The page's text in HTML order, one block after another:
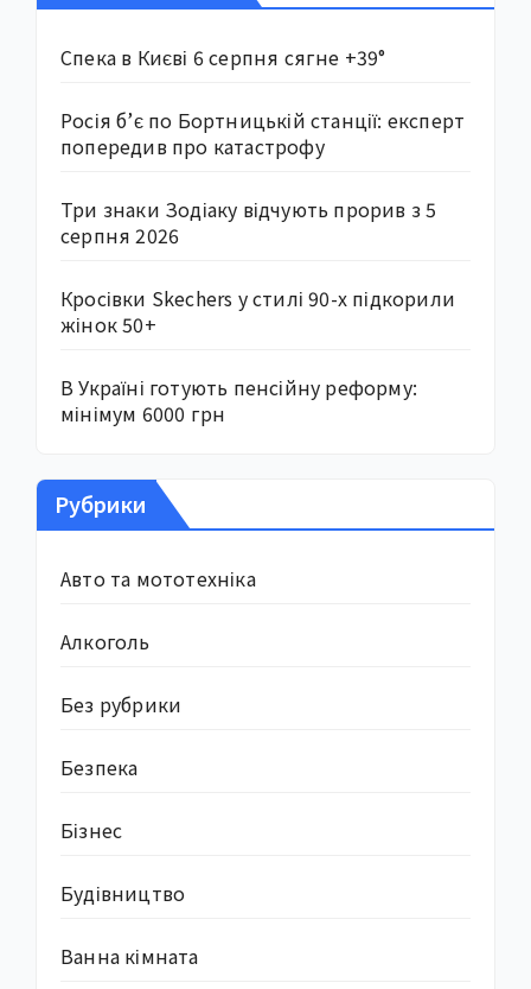
Спека в Києві 6 серпня сягне +39°
Росія б’є по Бортницькій станції: експерт
попередив про катастрофу
Три знаки Зодіаку відчують прорив з 5
серпня 2026
Кросівки Skechers у стилі 90-х підкорили
жінок 50+
В Україні готують пенсійну реформу:
мінімум 6000 грн
Рубрики
Авто та мототехніка
Алкоголь
Без рубрики
Безпека
Бізнес
Будівництво
Ванна кімната